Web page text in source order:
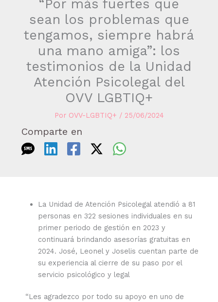
“Por más fuertes que
sean los problemas que
tengamos, siempre habrá
una mano amiga”: los
testimonios de la Unidad
Atención Psicolegal del
OVV LGBTIQ+
Por OVV-LGBTIQ+ / 25/06/2024
Comparte en
La Unidad de Atención Psicolegal atendió a 81
personas en 322 sesiones individuales en su
primer periodo de gestión en 2023 y
continuará brindando asesorías gratuitas en
2024. José, Leonel y Joselis cuentan parte de
su experiencia al cierre de su paso por el
servicio psicológico y legal
“Les agradezco por todo su apoyo en uno de